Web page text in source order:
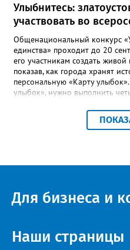
Улыбнитесь:
участвовать во
Общенациональный конкурс
единства» проходит до 20
его участникам создать
показав, как города хранят
персональную «Карту
улыбок», нужно выполнить
улыбок»; загрузить
одного человека, пары, семьи
из них, указать контакты и
визуального архива проекта.
пригласить на итоговую
опубликовать в социальных
получат все, кто улыбнулся.
Для бизнеса и
Наши страницы